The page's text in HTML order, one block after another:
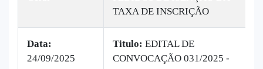
TAXA DE INSCRIÇÃO
Data:
24/09/2025
Titulo: EDITAL DE
CONVOCAÇÃO 031/2025 -